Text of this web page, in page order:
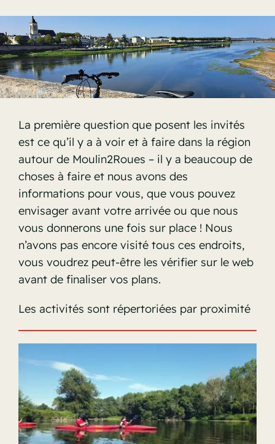
La première question que posent les invités
est ce qu’il y a à voir et à faire dans la région
autour de Moulin2Roues – il y a beaucoup de
choses à faire et nous avons des
informations pour vous, que vous pouvez
envisager avant votre arrivée ou que nous
vous donnerons une fois sur place ! Nous
n’avons pas encore visité tous ces endroits,
vous voudrez peut-être les vérifier sur le web
avant de finaliser vos plans.
Les activités sont répertoriées par proximité